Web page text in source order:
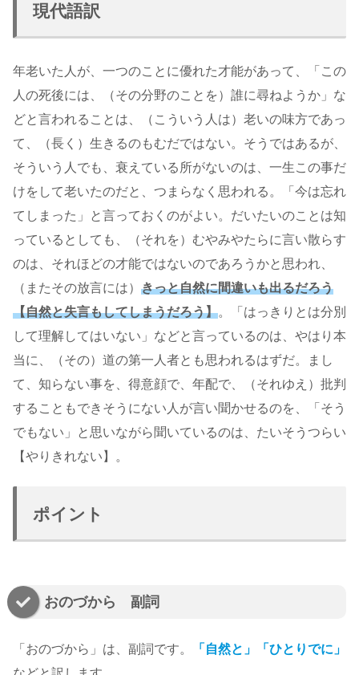
現代語訳
年老いた人が、一つのことに優れた才能があって、「この
人の死後には、（その分野のことを）誰に尋ねようか」な
どと言われることは、（こういう人は）老いの味方であっ
て、（長く）生きるのもむだではない。そうではあるが、
そういう人でも、衰えている所がないのは、一生この事だ
けをして老いたのだと、つまらなく思われる。「今は忘れ
てしまった」と言っておくのがよい。だいたいのことは知
っているとしても、（それを）むやみやたらに言い散らす
のは、それほどの才能ではないのであろうかと思われ、
（またその放言には） きっと自然に間違いも出るだろう
【自然と失言もしてしまうだろう】。「はっきりとは分別
して理解してはいない」などと言っているのは、やはり本
当に、（その）道の第一人者とも思われるはずだ。まし
て、知らない事を、得意顔で、年配で、（それゆえ）批判
することもできそうにない人が言い聞かせるのを、「そう
でもない」と思いながら聞いているのは、たいそうつらい
【やりきれない】。
ポイント
おのづから 副詞
「おのづから」は、副詞です。
「自然と」「ひとりでに」